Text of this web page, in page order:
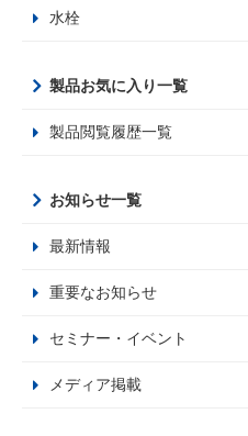
水栓
製品お気に入り一覧
製品閲覧履歴一覧
お知らせ一覧
最新情報
重要なお知らせ
セミナー・イベント
メディア掲載